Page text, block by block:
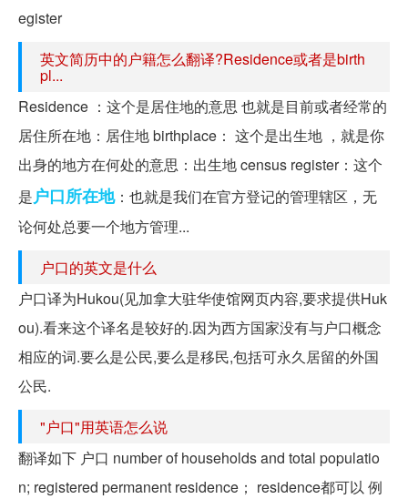
egister
英文简历中的户籍怎么翻译?Residence或者是birth
pl...
Residence ：这个是居住地的意思 也就是目前或者经常的
居住所在地：居住地 birthplace： 这个是出生地 ，就是你
出身的地方在何处的意思：出生地 census register：这个
是户口所在地：也就是我们在官方登记的管理辖区，无
论何处总要一个地方管理...
户口的英文是什么
户口译为Hukou(见加拿大驻华使馆网页内容,要求提供Huk
ou).看来这个译名是较好的.因为西方国家没有与户口概念
相应的词.要么是公民,要么是移民,包括可永久居留的外国
公民.
"户口"用英语怎么说
翻译如下 户口 number of households and total populatio
n; registered permanent residence； residence都可以 例